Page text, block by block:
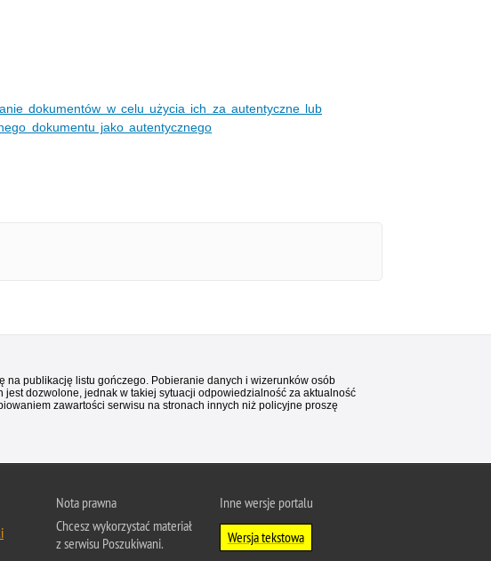
dokumentów w celu użycia ich za autentyczne lub
dokumentu jako autentycznego
na publikację listu gończego. Pobieranie danych i wizerunków osób
dozwolone, jednak w takiej sytuacji odpowiedzialność za aktualność
zawartości serwisu na stronach innych niż policyjne proszę
Nota prawna
Chcesz wykorzystać materiał
z serwisu Poszukiwani.
Inne wersje portalu
Wersja tekstowa